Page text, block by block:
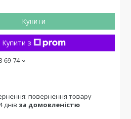
Купити
Купити з
69-74
повернення товару
днів за домовленістю